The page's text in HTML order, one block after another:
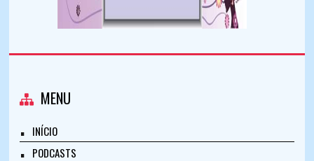
MENU
INÍCIO
PODCASTS